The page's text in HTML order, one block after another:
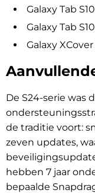
Galaxy Tab
Galaxy Tab
Galaxy
De S24-serie was
de traditie voort:
zeven updates,
hebben 7 jaar
bepaalde